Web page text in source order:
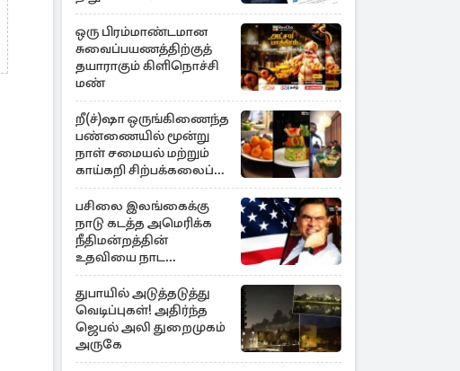
ஒரு பிரம்மாண்டமான
சுவைப்பயணத்திற்குத்
தயாராகும் கிளிநொச்சி
மண்
றீ(ச்)ஷா ஒருங்கிணைந்த
பண்ணையில் மூன்று
நாள் சமையல் மற்றும்
காய்கறி சிற்பக்கலைப்
பயிற்சி
பசிலை இலங்கைக்கு
நாடு கடத்த அமெரிக்க
நீதிமன்றத்தின்
உதவியை நாட
அரசாங்கம் முடிவு
துபாயில் அடுத்தடுத்து
வெடிப்புகள்! அதிர்ந்த
ஜெபல் அலி துறைமுகம்
அருகே